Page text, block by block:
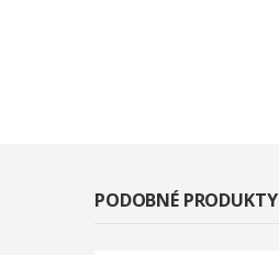
PODOBNÉ PRODUKTY